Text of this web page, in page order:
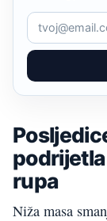
rupa
Niža masa